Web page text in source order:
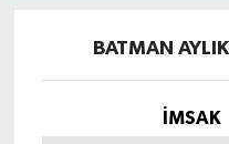
BATMAN
İMSAK